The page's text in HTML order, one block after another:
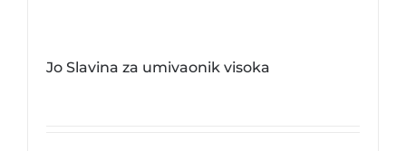
Jo Slavina za umivaonik visoka